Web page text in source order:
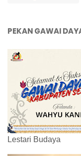
PEKAN GAWAI
Lestari Budaya